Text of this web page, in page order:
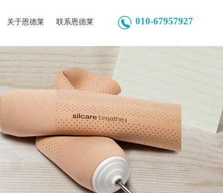
关于恩德莱 联系恩德莱 010-67957927